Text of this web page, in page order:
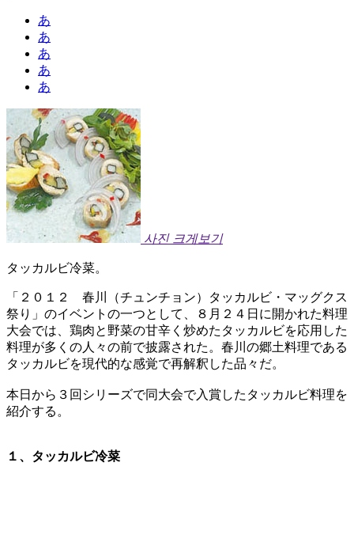
あ
あ
あ
あ
あ
사진 크게보기
タッカルビ冷菜。
「２０１２ 春川（チュンチョン）タッカルビ・マッグクス
祭り」のイベントの一つとして、８月２４日に開かれた料理
大会では、鶏肉と野菜の甘辛く炒めたタッカルビを応用した
料理が多くの人々の前で披露された。春川の郷土料理である
タッカルビを現代的な感覚で再解釈した品々だ。
本日から３回シリーズで同大会で入賞したタッカルビ料理を
紹介する。
１、タッカルビ冷菜